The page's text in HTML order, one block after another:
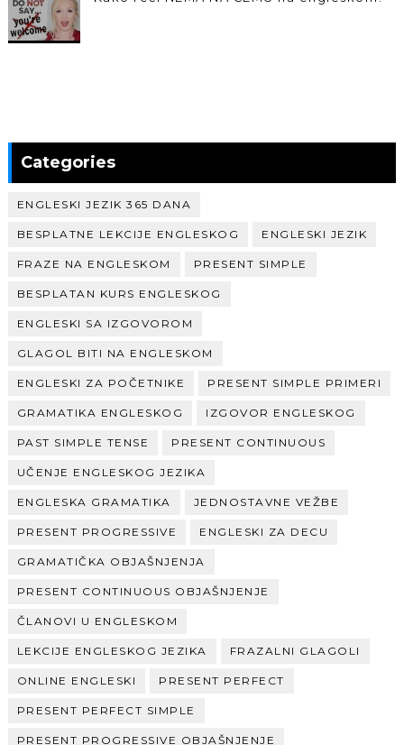
Categories
ENGLESKI JEZIK 365 DANA
BESPLATNE LEKCIJE ENGLESKOG ENGLESKI JEZIK
FRAZE NA ENGLESKOM PRESENT SIMPLE
BESPLATAN KURS ENGLESKOG
ENGLESKI SA IZGOVOROM
GLAGOL BITI NA ENGLESKOM
ENGLESKI ZA POČETNIKE PRESENT SIMPLE PRIMERI
GRAMATIKA ENGLESKOG IZGOVOR ENGLESKOG
PAST SIMPLE TENSE PRESENT CONTINUOUS
UČENJE ENGLESKOG JEZIKA
ENGLESKA GRAMATIKA JEDNOSTAVNE VEŽBE
PRESENT PROGRESSIVE ENGLESKI ZA DECU
GRAMATIČKA OBJAŠNJENJA
PRESENT CONTINUOUS OBJAŠNJENJE
ČLANOVI U ENGLESKOM
LEKCIJE ENGLESKOG JEZIKA FRAZALNI GLAGOLI
ONLINE ENGLESKI PRESENT PERFECT
PRESENT PERFECT SIMPLE
PRESENT PROGRESSIVE OBJAŠNJENJE